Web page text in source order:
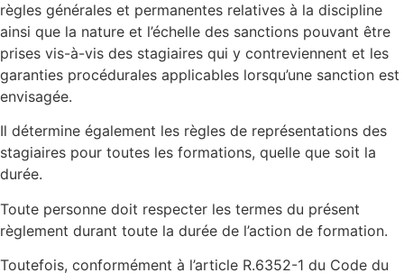
règles générales et permanentes relatives à la discipline
ainsi que la nature et l’échelle des sanctions pouvant être
prises vis-à-vis des stagiaires qui y contreviennent et les
garanties procédurales applicables lorsqu’une sanction est
envisagée.
Il détermine également les règles de représentations des
stagiaires pour toutes les formations, quelle que soit la
durée.
Toute personne doit respecter les termes du présent
règlement durant toute la durée de l’action de formation.
Toutefois, conformément à l’article R.6352-1 du Code du